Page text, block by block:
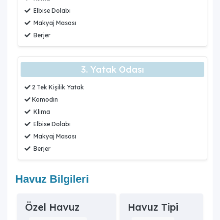
Elbise Dolabı
Makyaj Masası
Berjer
3. Yatak Odası
2 Tek Kişilik Yatak
Komodin
Klima
Elbise Dolabı
Makyaj Masası
Berjer
Havuz Bilgileri
Özel Havuz Havuz Tipi